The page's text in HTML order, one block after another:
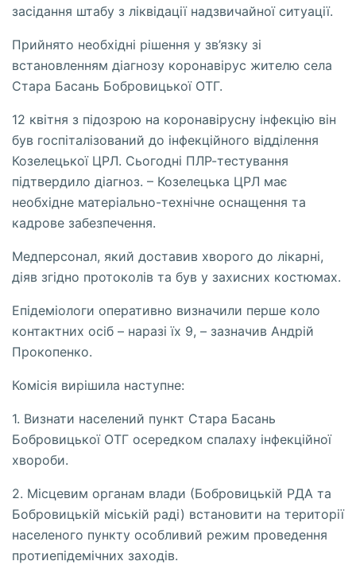
засідання штабу з ліквідації надзвичайної ситуації.
Прийнято необхідні рішення у зв’язку зі
встановленням діагнозу коронавірус жителю села
Стара Басань Бобровицької ОТГ.
12 квітня з підозрою на коронавірусну інфекцію він
був госпіталізований до інфекційного відділення
Козелецької ЦРЛ. Сьогодні ПЛР-тестування
підтвердило діагноз. – Козелецька ЦРЛ має
необхідне матеріально-технічне оснащення та
кадрове забезпечення.
Медперсонал, який доставив хворого до лікарні,
діяв згідно протоколів та був у захисних костюмах.
Епідеміологи оперативно визначили перше коло
контактних осіб – наразі їх 9, – зазначив Андрій
Прокопенко.
Комісія вирішила наступне:
1. Визнати населений пункт Стара Басань
Бобровицької ОТГ осередком спалаху інфекційної
хвороби.
2. Місцевим органам влади (Бобровицькій РДА та
Бобровицькій міській раді) встановити на території
населеного пункту особливий режим проведення
протиепідемічних заходів.